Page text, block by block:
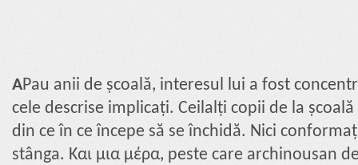
APau anii de școală, interesul lui a fost
cele descrise implicați. Ceilalți copii de la
din ce în ce începe să se închidă. Nici
stânga. Και μια μέρα, peste care archinousan